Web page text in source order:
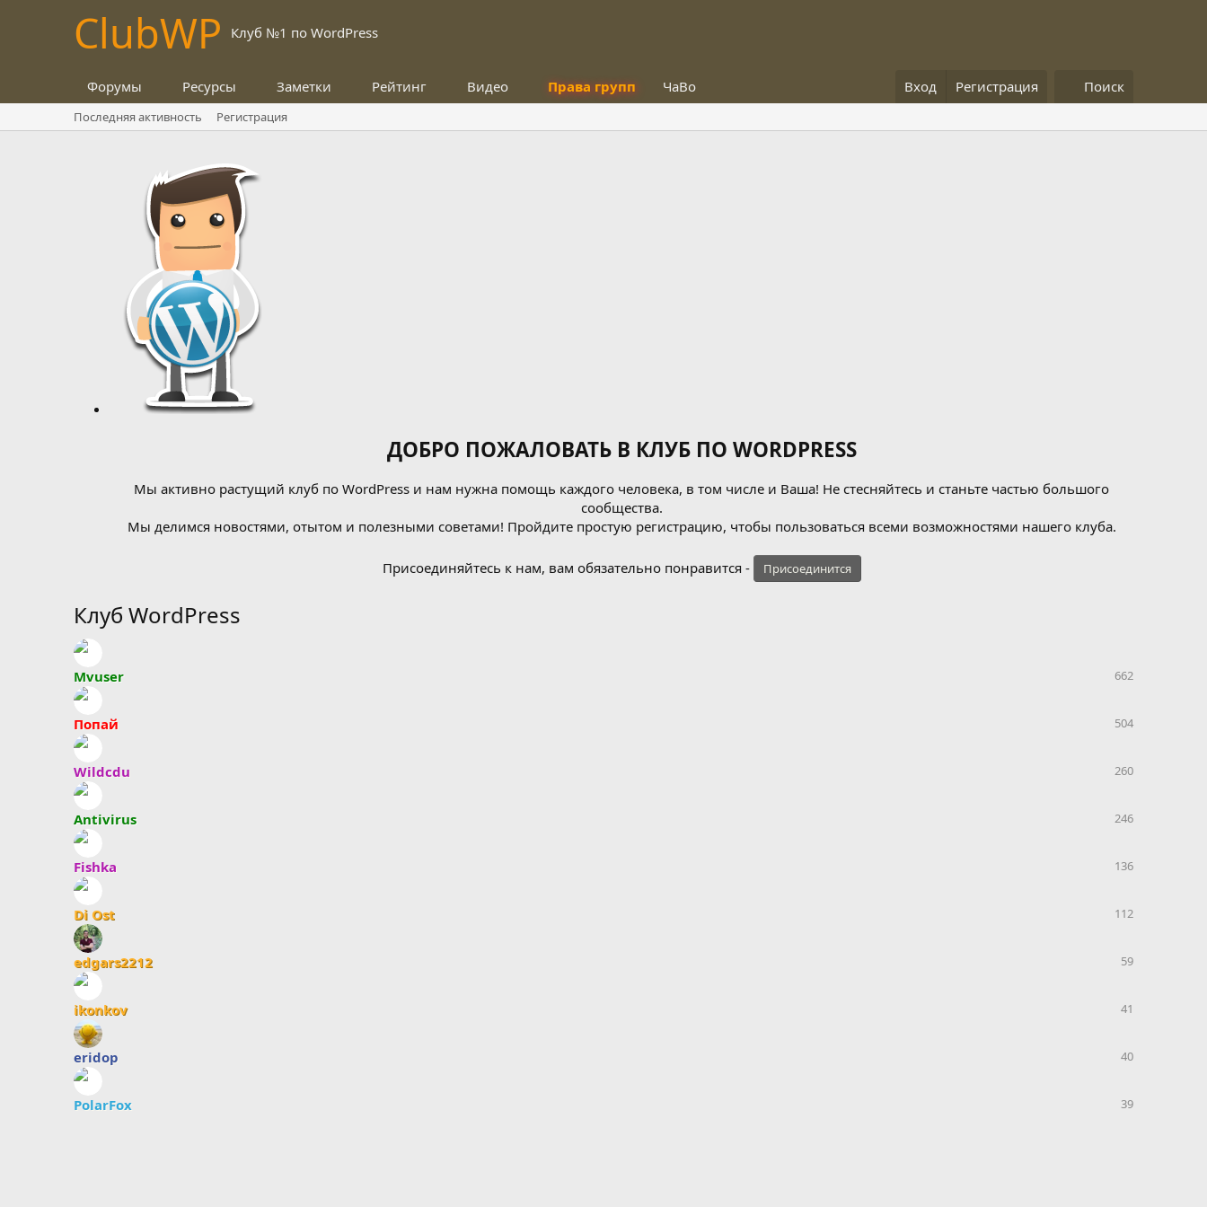
ClubWP Клуб №1 по WordPress
Форумы Ресурсы Заметки Рейтинг Видео Права групп ЧаВо Вход Регистрация Поиск
Последняя активность Регистрация
ДОБРО ПОЖАЛОВАТЬ В КЛУБ ПО WORDPRESS
Мы активно растущий клуб по WordPress и нам нужна помощь каждого человека, в том числе и Ваша! Не стесняйтесь и станьте частью большого
сообщества.
Мы делимся новостями, отытом и полезными советами! Пройдите простую регистрацию, чтобы пользоваться всеми возможностями нашего клуба.
Присоединяйтесь к нам, вам обязательно понравится - Присоединится
Клуб WordPress
662
Mvuser
504
Попай
260
Wildcdu
246
Antivirus
136
Fishka
112
Di Ost
59
edgars2212
41
ikonkov
40
eridop
39
PolarFox